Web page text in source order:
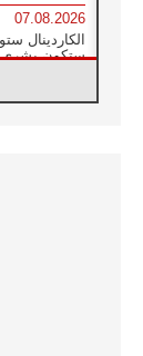
07.08.2026
الكاردينال
ستكون بشرى
الفاتيكان